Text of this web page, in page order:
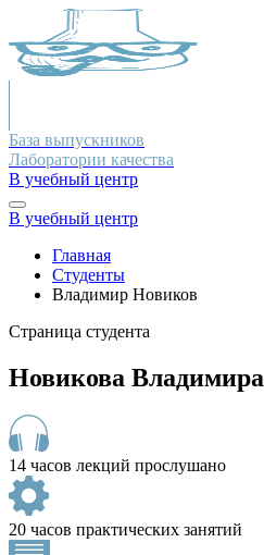
База выпускников
Лаборатории качества
В учебный центр
В учебный центр
Главная
Студенты
Владимир Новиков
Страница студента
Новикова Владимира
14 часов лекций прослушано
20 часов практических занятий